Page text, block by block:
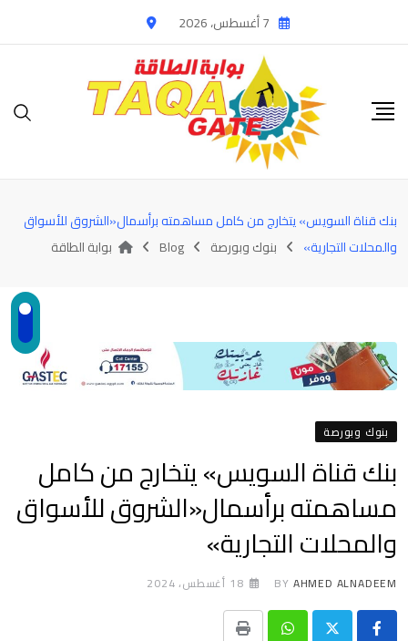
to
7 أغسطس، 2026
بنك قناة السويس» يتخارج من كامل مساهمته برأسمال«الشروق للأسواق
والمحلات التجارية»
بنوك وبورصة Blog بوابة الطاقة
بنوك وبورصة
بنك قناة السويس» يتخارج من كامل
مساهمته برأسمال«الشروق للأسواق
والمحلات التجارية»
BY AHMED ALNADEEM 18 أغسطس، 2024